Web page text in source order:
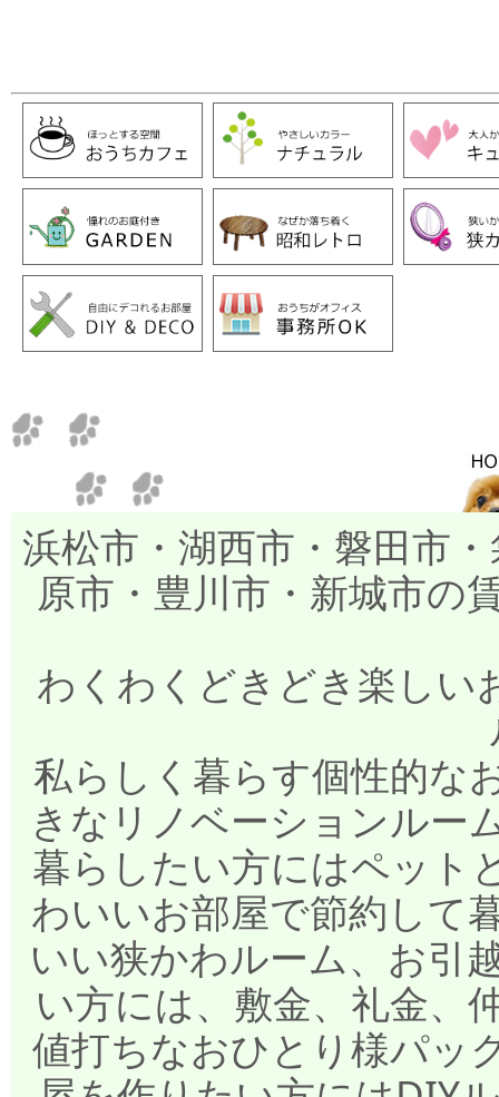
浜松市・湖西市・磐田市
原市・豊川市・新城市の
わくわくどきどき楽し
私らしく暮らす個性的な
きなリノベーションルー
暮らしたい方にはペット
わいいお部屋で節約して
いい狭かわルーム、お引
い方には、敷金、礼金、
値打ちなおひとり様パッ